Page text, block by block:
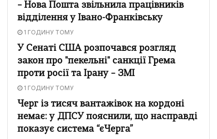
– Нова Пошта звільнила працівників
відділення у Івано-Франківську
1 ГОДИНУ ТОМУ
У Сенаті США розпочався розгляд
закон про "пекельні" санкції Грема
проти росії та Ірану – ЗМІ
1 ГОДИНУ ТОМУ
Черг із тисяч вантажівок на кордоні
немає: у ДПСУ пояснили, що насправді
показує система “єЧерга”